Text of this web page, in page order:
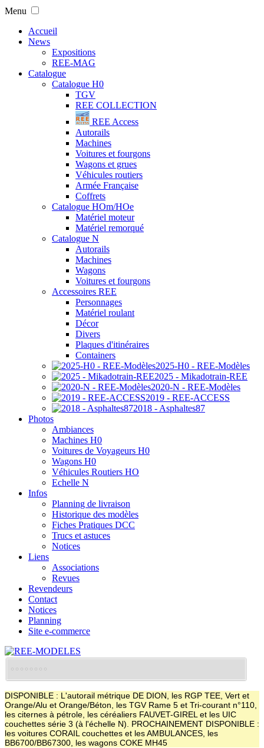
Menu
Accueil
News
Expositions
REE-MAG
Catalogue
Catalogue H0
TGV
REE COLLECTION
REE Access
Autorails
Machines
Voitures et fourgons
Wagons et grues
Véhicules routiers
Armée Française
Coffrets
Catalogue HOm/HOe
Matériel moteur
Matériel remorqué
Catalogue N
Autorails
Machines
Wagons
Voitures et fourgons
Accessoires REE
Personnages
Matériel roulant
Décor
Divers
Plaques d'itinéraires
Containers
2025-H0 - REE-Modèles
2025 - Mikadotrain-REE
2020-N - REE-Modèles
2019 - REE-ACCESS
2018 - Asphaltes87
Photos
Ambiances
Machines H0
Voitures de Voyageurs H0
Wagons H0
Véhicules Routiers HO
Echelle N
Infos
Planning de livraison
Historique des modèles
Fiches Pratiques DCC
Trucs et astuces
Notices
Liens
Associations
Revues
Revendeurs
Contact
Notices
Planning
Site e-commerce
DISPONIBLE : L'autorail métrique DE DION, les RGP TEE, Vert et
Orange/Alu et Orange/Béton, les TGV Rame 5 et Tri-courant n°110,
les citernes à pétrole, les céréaliers FAUVET-GIREL et les UIC
couchettes série 3 (à l'échelle N). PROCHAINEMENT DISPONIBLE :
les voitures CORAIL couchettes et les AMBULANCES, les
BB6700/BB67300, les wagons COKE MH45